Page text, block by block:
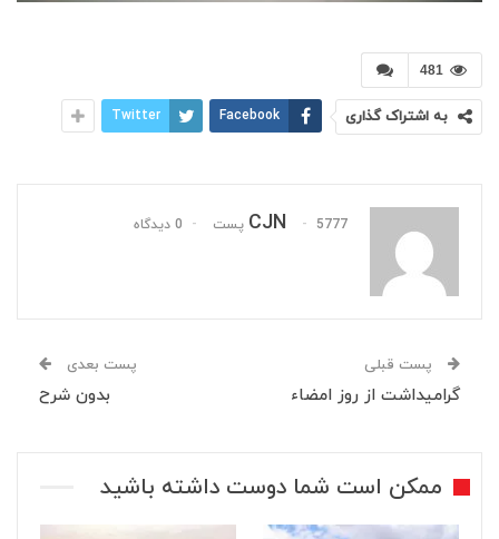
481
به اشتراک گذاری Facebook
Twitter
CJN 5777 پست 0 دیدگاه
پست قبلی
گرامیداشت از روز امضاء
پست بعدی
بدون شرح
ممکن است شما دوست داشته باشید